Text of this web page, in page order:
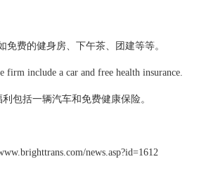
免费的健身房、下午茶、团建等等。
firm include a car and free health insurance.
包括一辆汽车和免费健康保险。
news.asp?id=1612